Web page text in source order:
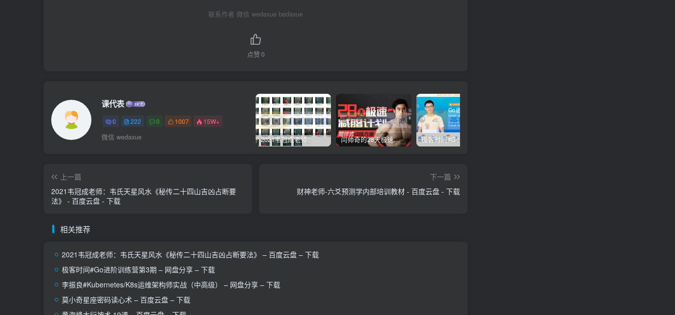
联系作者 微信 wedaxue bedaxue
点赞0
课代表
0 222 0 1007 15W+
微信 wedaxue 2021韦冠成老师：韦氏天星风水《秘传二十四山吉凶占断要法》 – 百度云盘 – 下载 闫帅奇的28天极速减脂计划 – 网盘分享 – 下载
上一篇
2021韦冠成老师：韦氏天星风水《秘传二十四山吉凶占断要
法》 - 百度云盘 - 下载
下一篇
财神老师-六爻预测学内部培训教材 - 百度云盘 - 下载
相关推荐
2021韦冠成老师：韦氏天星风水《秘传二十四山吉凶占断要法》 – 百度云盘 – 下载
极客时间#Go进阶训练营第3期 – 网盘分享 – 下载
李振良#Kubernetes/K8s运维架构师实战（中高级） – 网盘分享 – 下载
莫小奇星座密码读心术 – 百度云盘 – 下载